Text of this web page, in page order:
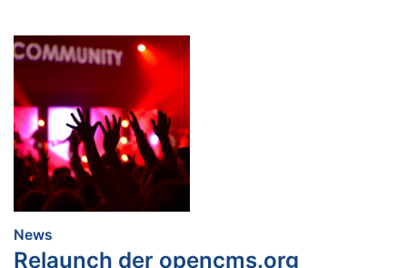
News
Relaunch der opencms.org